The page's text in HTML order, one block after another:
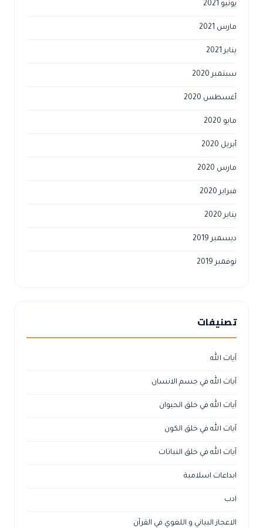
يونيو 2021
مارس 2021
يناير 2021
سبتمبر 2020
أغسطس 2020
مايو 2020
أبريل 2020
مارس 2020
فبراير 2020
يناير 2020
ديسمبر 2019
نوفمبر 2019
تصنيفات
آيات الله
آيات الله في جسم الانسان
آيات الله في خلق الحيوان
آيات الله في خلق الكون
آيات الله في خلق النباتات
ابداعات اسلامية
ادب
الاعجاز البياني و اللغوي في القرآن